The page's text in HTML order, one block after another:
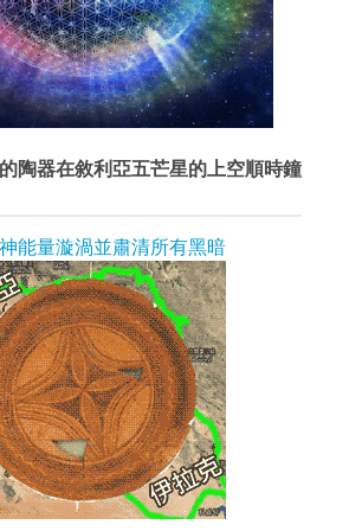
陶器在敘利亞五芒星的上空順時鐘
能量漩渦並肅清所有黑暗